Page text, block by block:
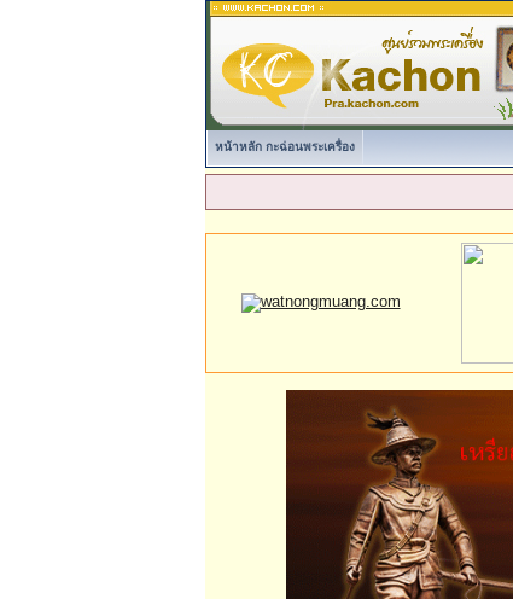
หน้าหลัก กะฉ่อนพระเครื่อง